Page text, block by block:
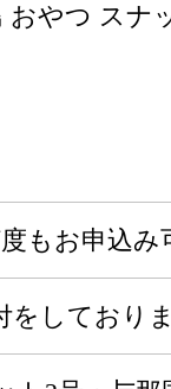
おやつ スナ
もお申込み
をしておりま